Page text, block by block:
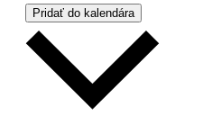
Pridať do kalendára